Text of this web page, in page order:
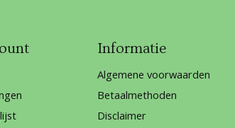
Informatie
Algemene voorwaarden
Betaalmethoden
Disclaimer